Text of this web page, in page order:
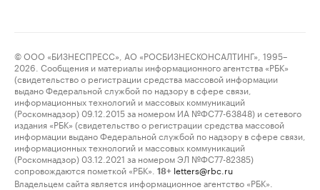
© ООО «БИЗНЕСПРЕСС», АО «РОСБИЗНЕСКОНСАЛТИНГ», 1995–
2026. Сообщения и материалы информационного агентства «РБК»
(свидетельство о регистрации средства массовой информации
выдано Федеральной службой по надзору в сфере связи,
информационных технологий и массовых коммуникаций
(Роскомнадзор) 09.12.2015 за номером ИА №ФС77-63848) и сетевого
издания «РБК» (свидетельство о регистрации средства массовой
информации выдано Федеральной службой по надзору в сфере связи,
информационных технологий и массовых коммуникаций
(Роскомнадзор) 03.12.2021 за номером ЭЛ №ФС77-82385)
сопровождаются пометкой «РБК».
18+ letters@rbc.ru
Владельцем сайта является информационное агентство «РБК».